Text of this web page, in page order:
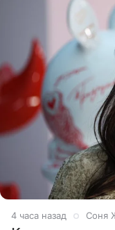
4 часа назад Соня